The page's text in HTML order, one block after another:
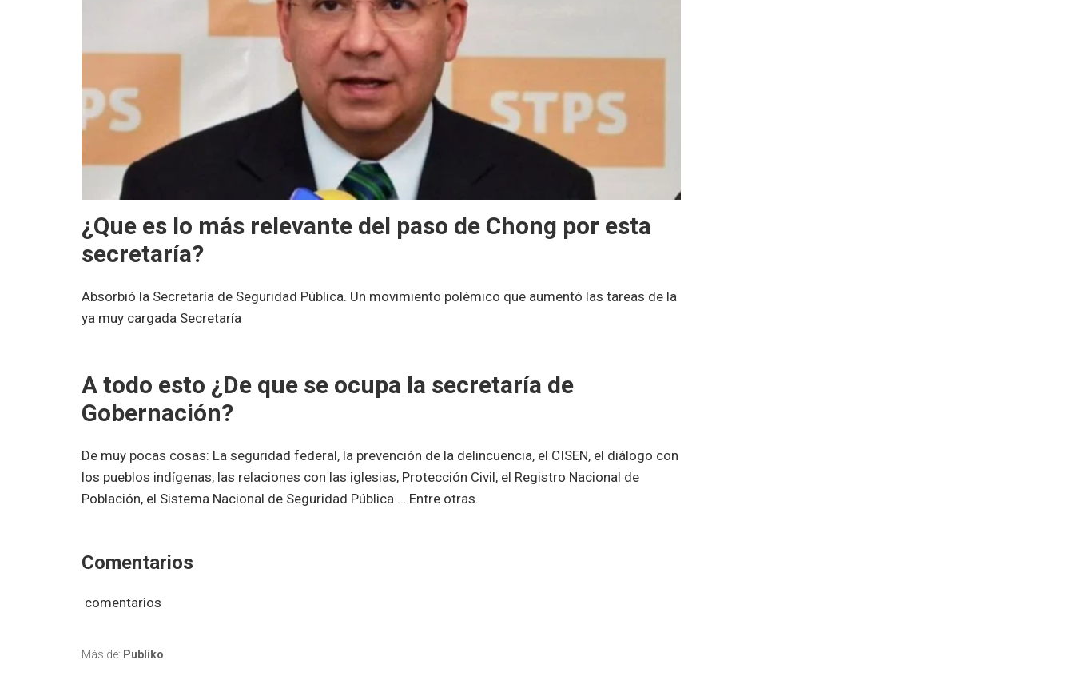
¿Que es lo más relevante del paso de Chong por esta
secretaría?
Absorbió la Secretaría de Seguridad Pública. Un movimiento polémico que aumentó las tareas de la
ya muy cargada Secretaría
A todo esto ¿De que se ocupa la secretaría de
Gobernación?
De muy pocas cosas: La seguridad federal, la prevención de la delincuencia, el CISEN, el diálogo con
los pueblos indígenas, las relaciones con las iglesias, Protección Civil, el Registro Nacional de
Población, el Sistema Nacional de Seguridad Pública … Entre otras.
Comentarios
comentarios
Más de: Publiko